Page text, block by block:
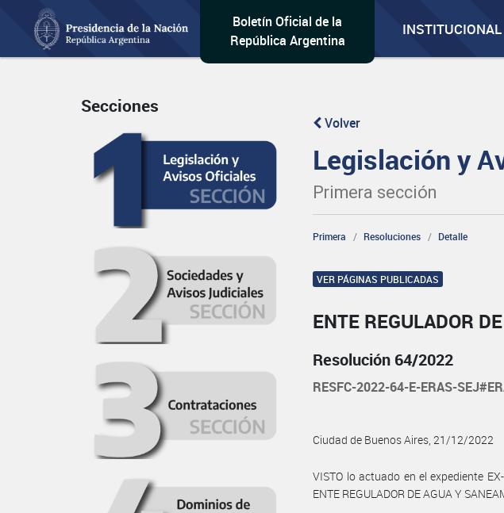
Boletín Oficial de la
República Argentina
INSTITUCIONAL
Secciones
Volver
Legislación y
Primera sección
Primera Resoluciones Detalle
VER PÁGINAS PUBLICADAS
ENTE REGULADOR
Resolución 64/2022
RESFC-2022-64-E-ERAS-
Ciudad de Buenos Aires, 21/12/2022
VISTO lo actuado en el expediente
ENTE REGULADOR DE AGUA Y